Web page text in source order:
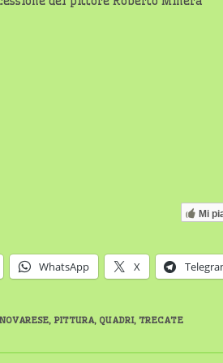
Mi
WhatsApp X
, PITTURA, QUADRI, TRECATE